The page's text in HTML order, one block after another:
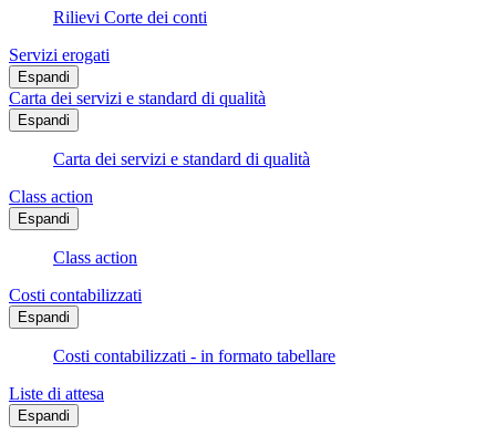
Rilievi Corte dei conti
Servizi erogati
Espandi
Carta dei servizi e standard di qualità
Espandi
Carta dei servizi e standard di qualità
Class action
Espandi
Class action
Costi contabilizzati
Espandi
Costi contabilizzati - in formato tabellare
Liste di attesa
Espandi